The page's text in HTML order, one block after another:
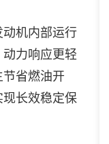
机内部运行
力响应更轻
省燃油开
长效稳定保